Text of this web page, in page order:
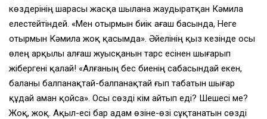
көздерiнiң шарасы жасқа шылана жаудыратқан Кәмила
елестейтiндей. «Мен отырмын биiк ағаш басында, Неге
отырмын Кәмила жоқ қасымда». Әйелiнiң қыз кезiнде осы
өлең арқылы алғаш жуысқанын тарс есiнен шығарып
жiбергенi қалай! «Алғаның бес биенiң сабасындай екен,
баланы балпанақтай-балпанақтай ғып табатын шығар
құдай аман қойса». Осы сөздi кiм айтып едi? Шешесi ме?
Жоқ, жоқ. Ақыл-есi бар адам өзiне-өзi сұқтанатын сөздi